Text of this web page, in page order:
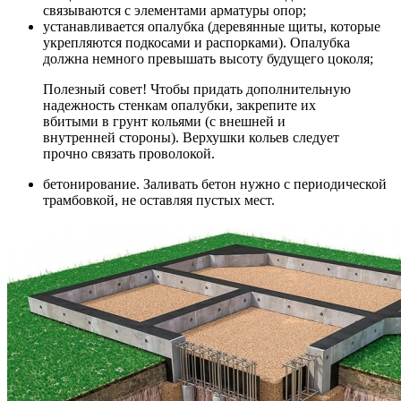
связываются с элементами арматуры опор;
устанавливается опалубка (деревянные щиты, которые
укрепляются подкосами и распорками). Опалубка
должна немного превышать высоту будущего цоколя;
Полезный совет! Чтобы придать дополнительную
надежность стенкам опалубки, закрепите их
вбитыми в грунт кольями (с внешней и
внутренней стороны). Верхушки кольев следует
прочно связать проволокой.
бетонирование. Заливать бетон нужно с периодической
трамбовкой, не оставляя пустых мест.